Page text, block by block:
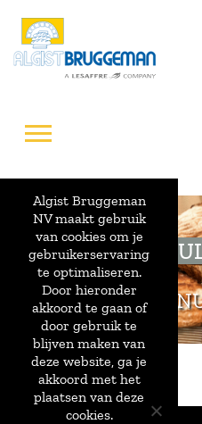
PAIN
Algist Bruggeman
NV maakt gebruik
van cookies om je
gebruikerservaring
te optimaliseren.
Door hieronder
akkoord te gaan of
door gebruik te
blijven maken van
deze website, ga je
akkoord met het
plaatsen van deze
cookies.